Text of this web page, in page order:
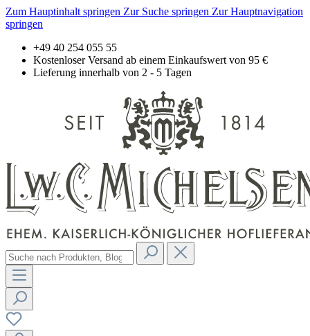
Zum Hauptinhalt springen Zur Suche springen Zur Hauptnavigation
springen
+49 40 254 055 55
Kostenloser Versand ab einem Einkaufswert von 95 €
Lieferung innerhalb von 2 - 5 Tagen